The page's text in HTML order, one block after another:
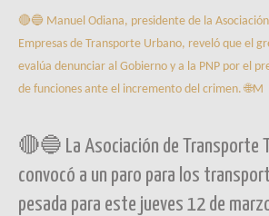
🔴🔵 Manuel Odiana, presidente de la
Empresas de Transporte Urbano, reveló que el
evalúa denunciar al Gobierno y a la PNP por el
de funciones ante el incremento del crimen. 🌐M
🔴🔵 La Asociación de Transporte
convocó a un paro para los
pesada para este jueves 12 de